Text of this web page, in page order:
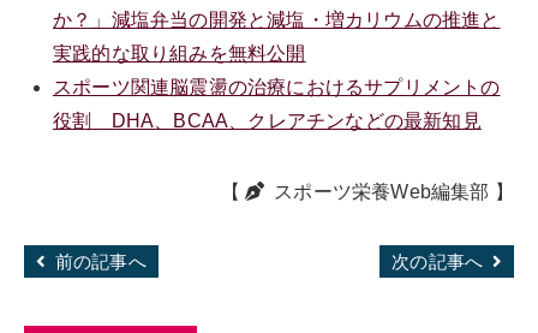
か？」減塩弁当の開発と減塩・増カリウムの推進と
実践的な取り組みを無料公開
スポーツ関連脳震盪の治療におけるサプリメントの
役割 DHA、BCAA、クレアチンなどの最新知見
【 スポーツ栄養Web編集部 】
前の記事へ 次の記事へ